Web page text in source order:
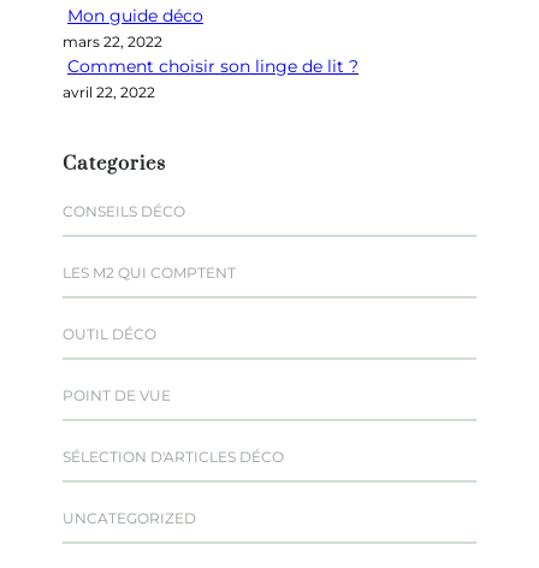
Mon guide déco
mars 22, 2022
Comment choisir son linge de lit ?
avril 22, 2022
Categories
CONSEILS DÉCO
LES M2 QUI COMPTENT
OUTIL DÉCO
POINT DE VUE
SÉLECTION D'ARTICLES DÉCO
UNCATEGORIZED